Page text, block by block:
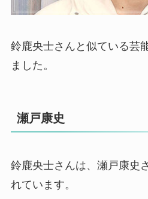
鈴鹿央士さんと似ている芸
ました。
瀬戸康史
鈴鹿央士さんは、瀬戸康史
れています。